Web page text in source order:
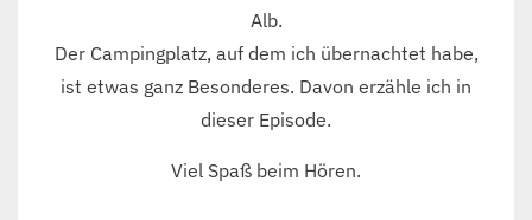
Alb.
Der Campingplatz, auf dem ich übernachtet habe,
ist etwas ganz Besonderes. Davon erzähle ich in
dieser Episode.
Viel Spaß beim Hören.